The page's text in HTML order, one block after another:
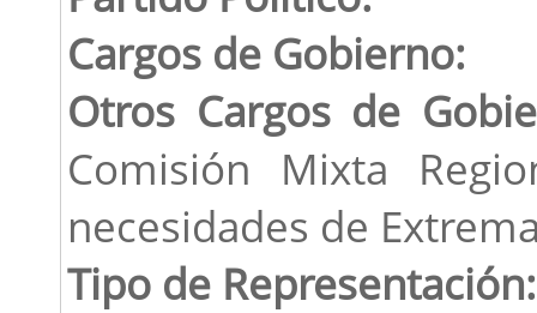
Cargos de Gobierno:
Otros Cargos de
Comisión Mixta
necesidades de
Tipo de Representación: